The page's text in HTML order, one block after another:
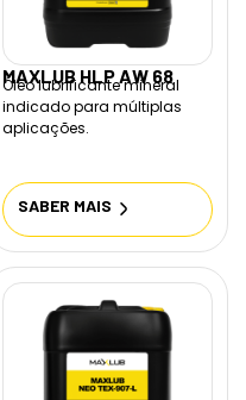
MAXLUB HLP AW 68
Óleo lubrificante mineral
indicado para múltiplas
aplicações.
SABER MAIS